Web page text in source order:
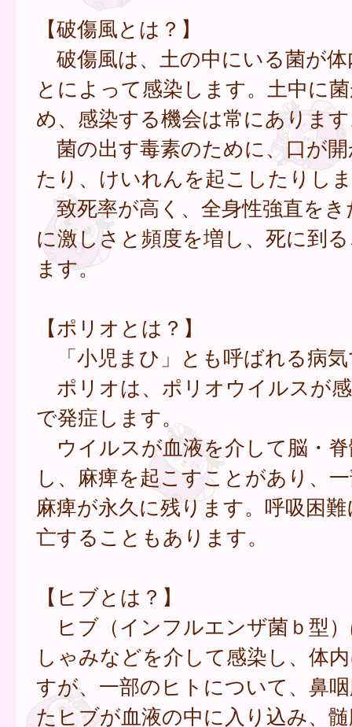
【破傷風とは？】
破傷風は、土の中にいる菌が
とによって感染します。土中に
め、感染する機会は常にありま
菌の出す毒素のために、口が
たり、けいれんを起こしたりし
致死率が高く、全身性強直をき
に激しさと頻度を増し、死に到
ます。
【ポリオとは？】
「小児まひ」とも呼ばれる病
ポリオは、ポリオウイルスが
で発症します。
ウイルスが血液を介して脳・
し、麻痺を起こすことがあり、
麻痺が永久に残ります。呼吸困
亡することもあります。
【ヒブとは？】
ヒブ（インフルエンザ菌ｂ型
しゃみなどを介して感染し、体
すが、一部のヒトについて、鼻
たヒブが血液の中に入り込み、